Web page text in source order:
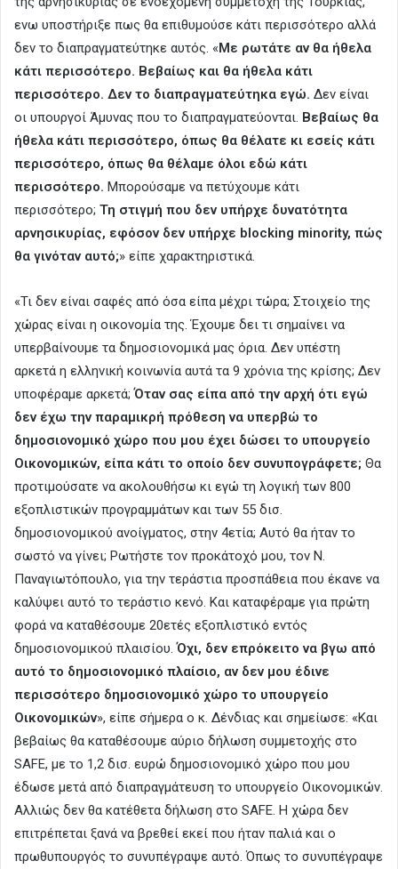
ενω υποστήριξε πως θα επιθυμούσε κάτι περισσότερο αλλά
δεν το διαπραγματεύτηκε αυτός. «Με ρωτάτε αν θα ήθελα
κάτι περισσότερο. Βεβαίως και θα ήθελα κάτι
περισσότερο. Δεν το διαπραγματεύτηκα εγώ. Δεν είναι
οι υπουργοί Άμυνας που το διαπραγματεύονται. Βεβαίως θα
ήθελα κάτι περισσότερο, όπως θα θέλατε κι εσείς κάτι
περισσότερο, όπως θα θέλαμε όλοι εδώ κάτι
περισσότερο. Μπορούσαμε να πετύχουμε κάτι
περισσότερο; Τη στιγμή που δεν υπήρχε δυνατότητα
αρνησικυρίας, εφόσον δεν υπήρχε blocking minority, πώς
θα γινόταν αυτό;» είπε χαρακτηριστικά.
«Τι δεν είναι σαφές από όσα είπα μέχρι τώρα; Στοιχείο της
χώρας είναι η οικονομία της. Έχουμε δει τι σημαίνει να
υπερβαίνουμε τα δημοσιονομικά μας όρια. Δεν υπέστη
αρκετά η ελληνική κοινωνία αυτά τα 9 χρόνια της κρίσης; Δεν
υποφέραμε αρκετά;Όταν σας είπα από την αρχή ότι εγώ
δεν έχω την παραμικρή πρόθεση να υπερβώ το
δημοσιονομικό χώρο που μου έχει δώσει το υπουργείο
Οικονομικών, είπα κάτι το οποίο δεν συνυπογράφετε; Θα
προτιμούσατε να ακολουθήσω κι εγώ τη λογική των 800
εξοπλιστικών προγραμμάτων και των 55 δισ.
δημοσιονομικού ανοίγματος, στην 4ετία; Αυτό θα ήταν το
σωστό να γίνει; Ρωτήστε τον προκάτοχό μου, τον Ν.
Παναγιωτόπουλο, για την τεράστια προσπάθεια που έκανε να
καλύψει αυτό το τεράστιο κενό. Και καταφέραμε για πρώτη
φορά να καταθέσουμε 20ετές εξοπλιστικό εντός
δημοσιονομικού πλαισίου.Όχι, δεν επρόκειτο να βγω από
αυτό το δημοσιονομικό πλαίσιο, αν δεν μου έδινε
περισσότερο δημοσιονομικό χώρο το υπουργείο
Οικονομικών», είπε σήμερα ο κ. Δένδιας και σημείωσε: «Και
βεβαίως θα καταθέσουμε αύριο δήλωση συμμετοχής στο
SAFE, με το 1,2 δισ. ευρώ δημοσιονομικό χώρο που μου
έδωσε μετά από διαπραγμάτευση το υπουργείο Οικονομικών.
Αλλιώς δεν θα κατέθετα δήλωση στο SAFE. Η χώρα δεν
επιτρέπεται ξανά να βρεθεί εκεί που ήταν παλιά και ο
πρωθυπουργός το συνυπέγραψε αυτό. Όπως το συνυπέγραψε